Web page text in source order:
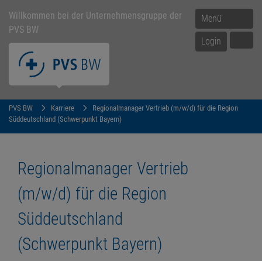
Menü
Login
Willkommen bei der Unternehmensgruppe der
PVS BW
PVS BW Karriere
Regionalmanager Vertrieb (m/w/d) für die Region
Süddeutschland (Schwerpunkt Bayern)
Regionalmanager Vertrieb
(m/w/d) für die Region
Süddeutschland
(Schwerpunkt Bayern)